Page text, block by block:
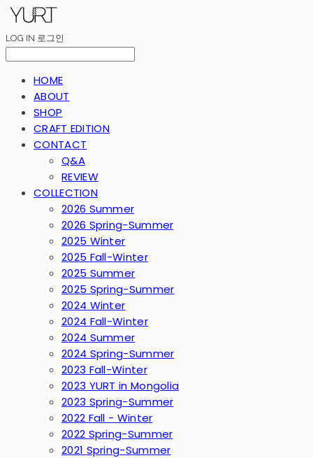
LOG IN 로그인
HOME
ABOUT
SHOP
CRAFT EDITION
CONTACT
Q&A
REVIEW
COLLECTION
2026 Summer
2026 Spring-Summer
2025 Winter
2025 Fall-Winter
2025 Summer
2025 Spring-Summer
2024 Winter
2024 Fall-Winter
2024 Summer
2024 Spring-Summer
2023 Fall-Winter
2023 YURT in Mongolia
2023 Spring-Summer
2022 Fall - Winter
2022 Spring-Summer
2021 Spring-Summer